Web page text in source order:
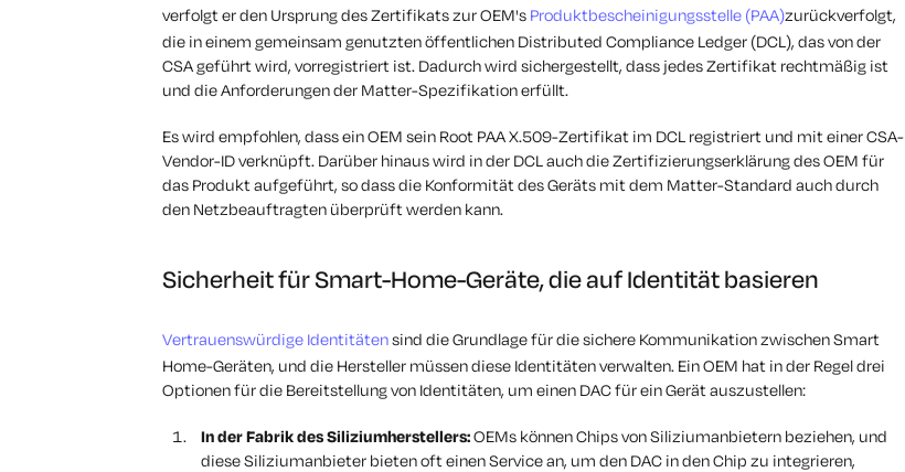
verfolgt er den Ursprung des Zertifikats zur OEM's Produktbescheinigungsstelle (PAA)zurückverfolgt,
die in einem gemeinsam genutzten öffentlichen Distributed Compliance Ledger (DCL), das von der
CSA geführt wird, vorregistriert ist. Dadurch wird sichergestellt, dass jedes Zertifikat rechtmäßig ist
und die Anforderungen der Matter-Spezifikation erfüllt.
Es wird empfohlen, dass ein OEM sein Root PAA X.509-Zertifikat im DCL registriert und mit einer CSA-
Vendor-ID verknüpft. Darüber hinaus wird in der DCL auch die Zertifizierungserklärung des OEM für
das Produkt aufgeführt, so dass die Konformität des Geräts mit dem Matter-Standard auch durch
den Netzbeauftragten überprüft werden kann.
Sicherheit für Smart-Home-Geräte, die auf Identität basieren
Vertrauenswürdige Identitätensind die Grundlage für die sichere Kommunikation zwischen Smart
Home-Geräten, und die Hersteller müssen diese Identitäten verwalten. Ein OEM hat in der Regel drei
Optionen für die Bereitstellung von Identitäten, um einen DAC für ein Gerät auszustellen:
In der Fabrik des Siliziumherstellers:OEMs können Chips von Siliziumanbietern beziehen, und
diese Siliziumanbieter bieten oft einen Service an, um den DAC in den Chip zu integrieren,